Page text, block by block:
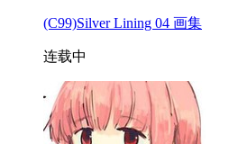
(C99)Silver Lining 04 画集
连载中